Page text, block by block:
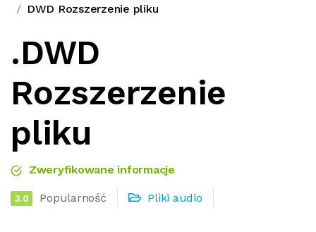
DWD Rozszerzenie pliku
.DWD
Rozszerzenie
pliku
Zweryfikowane informacje
3.0 Popularność Pliki audio